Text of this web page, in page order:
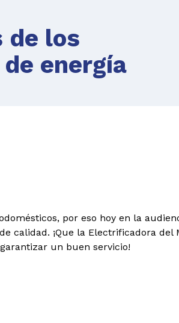
de los
energía
por eso hoy en la
calidad. ¡Que la Electrificadora del
un buen servicio!